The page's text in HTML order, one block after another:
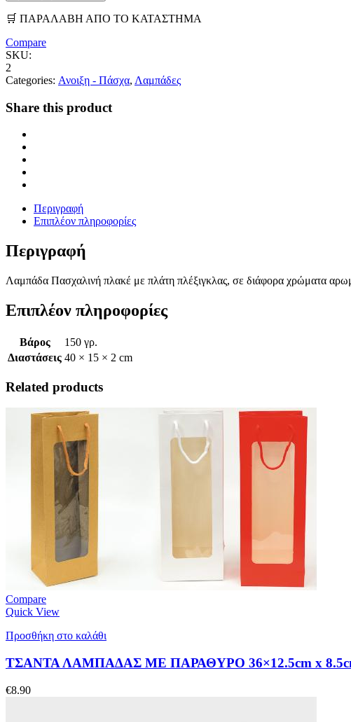
🛒 ΠΑΡΑΛΑΒΗ ΑΠΟ ΤΟ ΚΑΤΑΣΤΗΜΑ
Compare
SKU:
2
Categories: Ανοιξη - Πάσχα, Λαμπάδες
Share this product
Περιγραφή
Επιπλέον πληροφορίες
Περιγραφή
Λαμπάδα Πασχαλινή πλακέ με πλάτη πλέξιγκλας, σε διάφορα χρώματα
Επιπλέον πληροφορίες
Βάρος
150 γρ.
Διαστάσεις 40 × 15 × 2 cm
Related products
Compare
Quick View
Προσθήκη στο καλάθι
ΤΣΑΝΤΑ ΛΑΜΠΑΔΑΣ ΜΕ ΠΑΡΑΘΥΡΟ 36×12.5cm x 8.5cm
€8.90